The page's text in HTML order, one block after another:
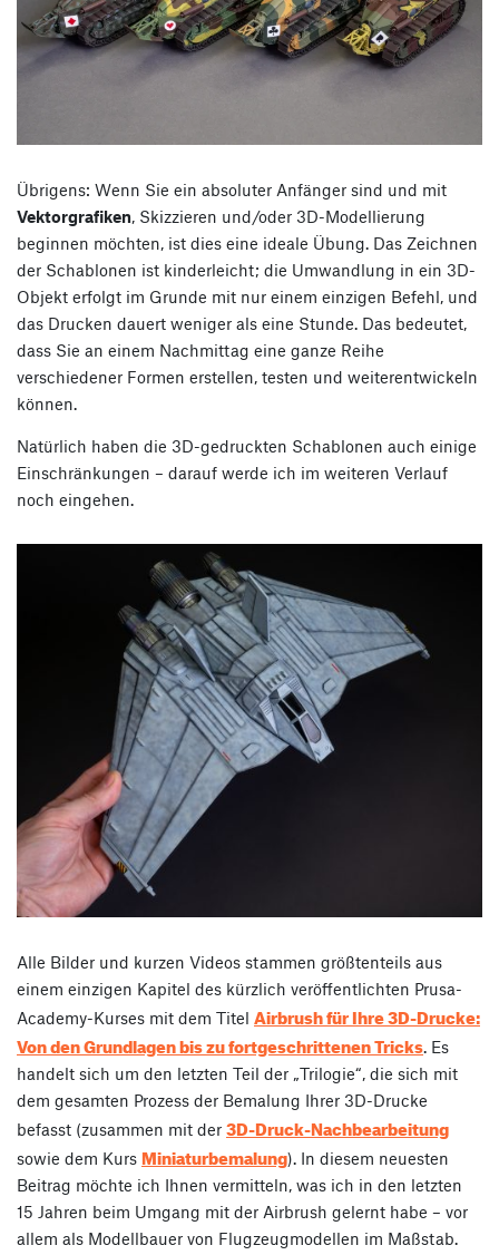
Übrigens: Wenn Sie ein absoluter Anfänger sind und mit
Vektorgrafiken, Skizzieren und/oder 3D-Modellierung
beginnen möchten, ist dies eine ideale Übung. Das Zeichnen
der Schablonen ist kinderleicht; die Umwandlung in ein 3D-
Objekt erfolgt im Grunde mit nur einem einzigen Befehl, und
das Drucken dauert weniger als eine Stunde. Das bedeutet,
dass Sie an einem Nachmittag eine ganze Reihe
verschiedener Formen erstellen, testen und weiterentwickeln
können.
Natürlich haben die 3D-gedruckten Schablonen auch einige
Einschränkungen – darauf werde ich im weiteren Verlauf
noch eingehen.
Alle Bilder und kurzen Videos stammen größtenteils aus
einem einzigen Kapitel des kürzlich veröffentlichten Prusa-
Academy-Kurses mit dem Titel Airbrush für Ihre 3D-Drucke:
Von den Grundlagen bis zu fortgeschrittenen Tricks. Es
handelt sich um den letzten Teil der „Trilogie“, die sich mit
dem gesamten Prozess der Bemalung Ihrer 3D-Drucke
befasst (zusammen mit der 3D-Druck-Nachbearbeitung
sowie dem Kurs Miniaturbemalung). In diesem neuesten
Beitrag möchte ich Ihnen vermitteln, was ich in den letzten
15 Jahren beim Umgang mit der Airbrush gelernt habe – vor
allem als Modellbauer von Flugzeugmodellen im Maßstab.